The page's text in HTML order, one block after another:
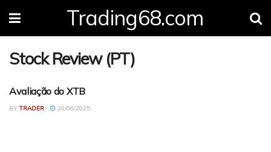
Trading68.com
Stock Review (PT)
FOREX REVIEW (PT)
Avaliação do XTB
BY TRADER 20/06/2025